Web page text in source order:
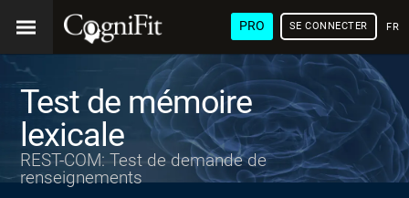
PRO SE CONNECTER
Test de mémoire
lexicale
REST-COM: Test de demande de
renseignements